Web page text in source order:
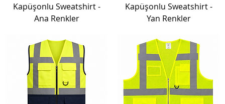
Kapüşonlu Sweatshirt -
Ana Renkler
Kapüşonlu Sweatshirt -
Yan Renkler